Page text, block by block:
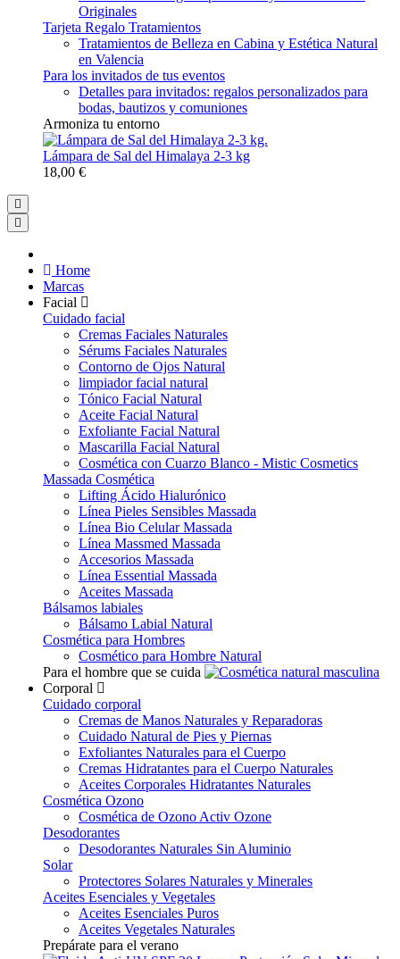
Originales
Tarjeta Regalo Tratamientos
Tratamientos de Belleza en Cabina y Estética Natural
en Valencia
Para los invitados de tus eventos
Detalles para invitados: regalos personalizados para
bodas, bautizos y comuniones
Armoniza tu entorno
Lámpara de Sal del Himalaya 2-3 kg
18,00 €
Home
Marcas
Facial
Cuidado facial
Cremas Faciales Naturales
Sérums Faciales Naturales
Contorno de Ojos Natural
limpiador facial natural
Tónico Facial Natural
Aceite Facial Natural
Exfoliante Facial Natural
Mascarilla Facial Natural
Cosmética con Cuarzo Blanco - Mistic Cosmetics
Massada Cosmética
Lifting Ácido Hialurónico
Línea Pieles Sensibles Massada
Línea Bio Celular Massada
Línea Massmed Massada
Accesorios Massada
Línea Essential Massada
Aceites Massada
Bálsamos labiales
Bálsamo Labial Natural
Cosmética para Hombres
Cosmético para Hombre Natural
Para el hombre que se cuida
Corporal
Cuidado corporal
Cremas de Manos Naturales y Reparadoras
Cuidado Natural de Pies y Piernas
Exfoliantes Naturales para el Cuerpo
Cremas Hidratantes para el Cuerpo Naturales
Aceites Corporales Hidratantes Naturales
Cosmética Ozono
Cosmética de Ozono Activ Ozone
Desodorantes
Desodorantes Naturales Sin Aluminio
Solar
Protectores Solares Naturales y Minerales
Aceites Esenciales y Vegetales
Aceites Esenciales Puros
Aceites Vegetales Naturales
Prepárate para el verano